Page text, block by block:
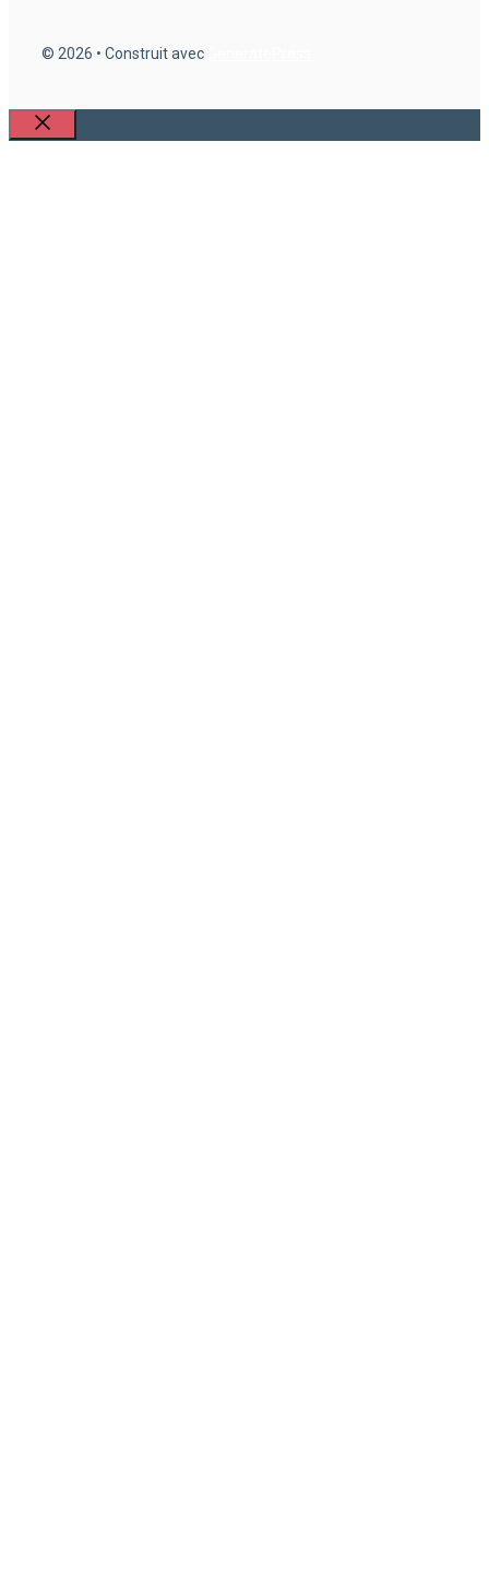
© 2026 • Construit avec
Fermer